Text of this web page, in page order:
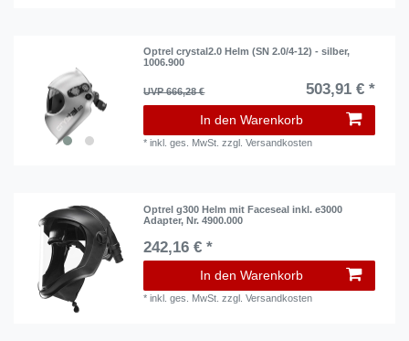
Optrel crystal2.0 Helm (SN 2.0/4-12) - silber,
1006.900
UVP 666,28 € 503,91 € *
In den Warenkorb
*inkl. ges. MwSt. zzgl.Versandkosten
Optrel g300 Helm mit Faceseal inkl. e3000
Adapter, Nr. 4900.000
242,16 € *
In den Warenkorb
*inkl. ges. MwSt. zzgl.Versandkosten